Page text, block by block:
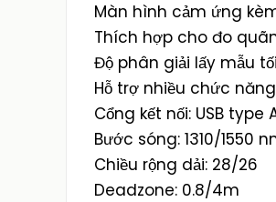
Màn hình cảm ứng
Thích hợp cho đo
Độ phân giải lấy mẫu
Hỗ trợ nhiều chức
Cổng kết nối: USB type
Bước sóng: 1310/1550
Chiều rộng dải: 28/26
Deadzone: 0.8/4m